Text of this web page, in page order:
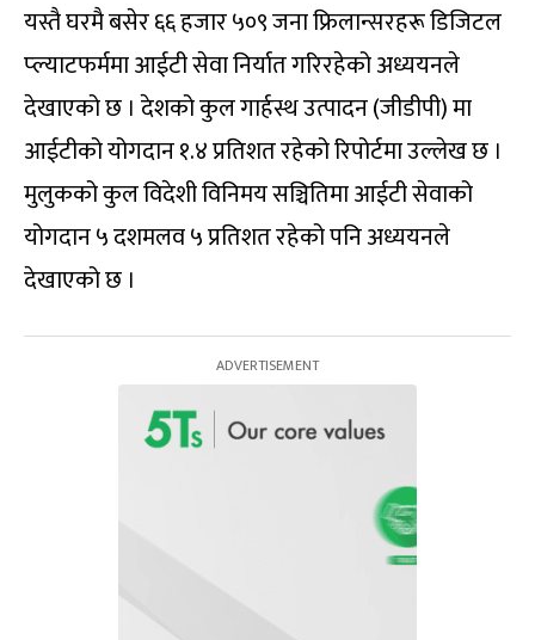
यस्तै घरमै बसेर ६६ हजार ५०९ जना फ्रिलान्सरहरू डिजिटल
प्ल्याटफर्ममा आईटी सेवा निर्यात गरिरहेको अध्ययनले
देखाएको छ । देशको कुल गार्हस्थ उत्पादन (जीडीपी) मा
आईटीको योगदान १.४ प्रतिशत रहेको रिपोर्टमा उल्लेख छ ।
मुलुकको कुल विदेशी विनिमय सञ्चितिमा आईटी सेवाको
योगदान ५ दशमलव ५ प्रतिशत रहेको पनि अध्ययनले
देखाएको छ ।